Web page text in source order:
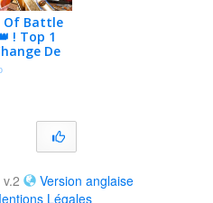
Of Battle
! Top 1
De
,
Version anglaise
Légales